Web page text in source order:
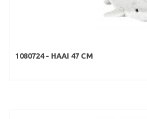
1080724 - HAAI 47 CM